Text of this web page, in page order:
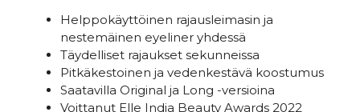
Helppokäyttöinen rajausleimasin ja
nestemäinen eyeliner yhdessä
Täydelliset rajaukset sekunneissa
Pitkäkestoinen ja vedenkestävä koostumus
Saatavilla Original ja Long -versioina
Voittanut Elle India Beauty Awards 2022